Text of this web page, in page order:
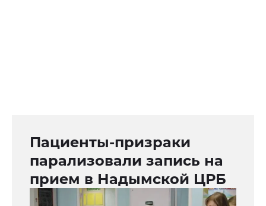
Пациенты-призраки
парализовали запись на
прием в Надымской ЦРБ